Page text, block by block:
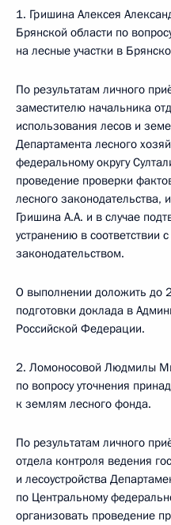
1. Гришина Алексея
Брянской области по
на лесные участки в
По результатам личного
заместителю начальника
использования лесов и
Департамента лесного
федеральному округу
проведение проверки
лесного
Гришина А.А. и в случае
устранению в соответствии
законодательством.
О выполнении доложить до
подготовки доклада в
Российской Федерации.
2. Ломоносовой Людмилы
по вопросу уточнения
к землям лесного фонда.
По результатам личного
отдела контроля ведения
и лесоустройства
по Центральному
организовать проведение